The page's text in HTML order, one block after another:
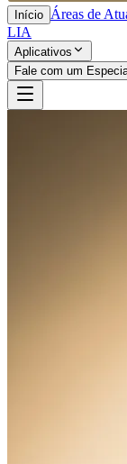
Início Áreas de
LIA
Aplicativos
Fale com um